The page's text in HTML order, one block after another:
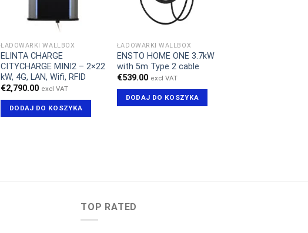
ŁADOWARKI WALLBOX
ELINTA CHARGE
CITYCHARGE MINI2 – 2×22
kW, 4G, LAN, Wifi, RFID
€2,790.00 excl VAT
DODAJ DO KOSZYKA
ŁADOWARKI WALLBOX
ENSTO HOME ONE 3.7kW
with 5m Type 2 cable
€539.00 excl VAT
DODAJ DO KOSZYKA
TOP RATED